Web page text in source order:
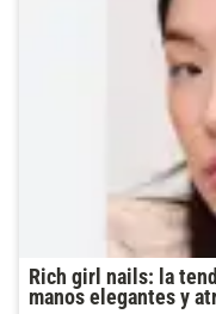
Rich girl nails: la
manos elegantes y